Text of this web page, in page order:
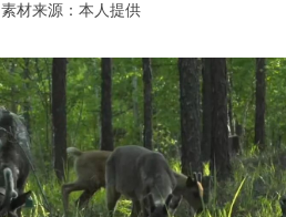
素材来源：本人提供